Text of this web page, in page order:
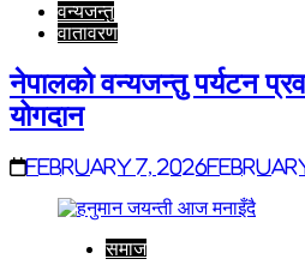
वन्यजन्तु
वातावरण
नेपालको वन्यजन्तु पर्यटन
योगदान
February 7, 2026
समाज